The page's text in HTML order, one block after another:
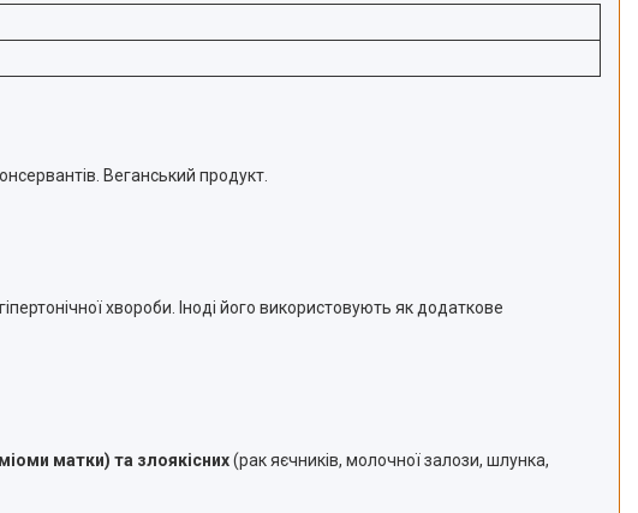
Веганський продукт.
хвороби. Іноді його використовують як додаткове
матки) та злоякісних(рак яєчників, молочної залози, шлунка,